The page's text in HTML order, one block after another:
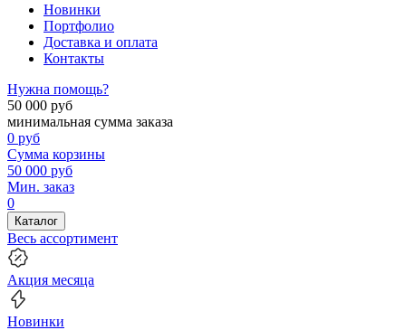
Новинки
Портфолио
Доставка и оплата
Контакты
Нужна помощь?
50 000 руб
минимальная сумма заказа
0 руб
Сумма корзины
50 000 руб
Мин. заказ
0
Каталог
Весь ассортимент
Акция месяца
Новинки